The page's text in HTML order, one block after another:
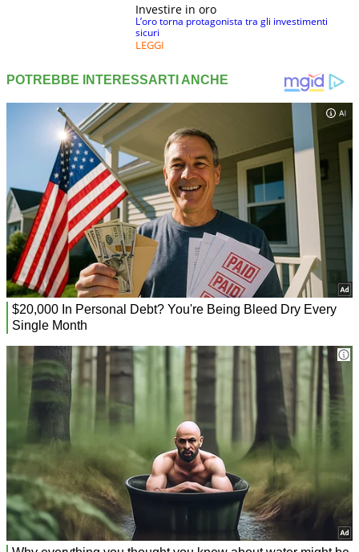
Investire in oro
L’oro torna protagonista tra gli investimenti
sicuri
LEGGI